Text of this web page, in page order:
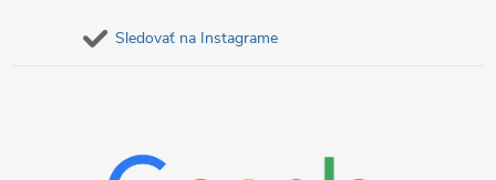
Sledovať na Instagrame